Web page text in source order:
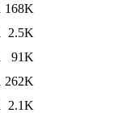
168K
2.5K
91K
262K
2.1K